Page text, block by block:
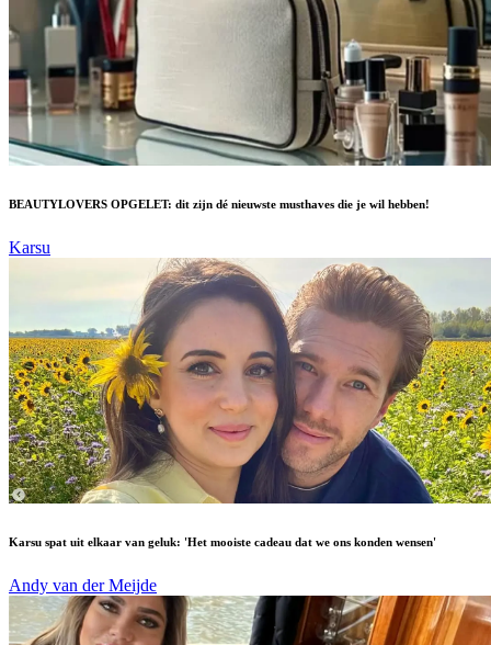
BEAUTYLOVERS OPGELET: dit zijn dé nieuwste musthaves die je wil hebben!
Karsu
Karsu spat uit elkaar van geluk: 'Het mooiste cadeau dat we ons konden wensen'
Andy van der Meijde